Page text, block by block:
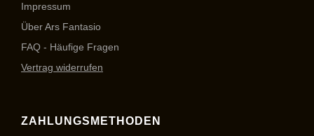
Impressum
Über Ars Fantasio
FAQ - Häufige Fragen
Vertrag widerrufen
ZAHLUNGSMETHODEN